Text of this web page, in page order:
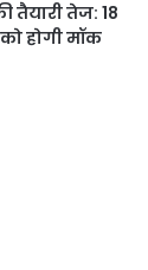
तैयारी तेज: 18
होगी मॉक